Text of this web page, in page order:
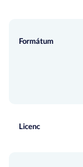
Formátum
Licenc